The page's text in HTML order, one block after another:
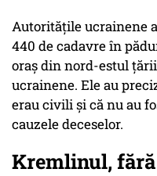
Autorităţile ucrainene
440 de cadavre în
oraş din nord-estul
ucrainene. Ele au
erau civili şi că nu au
cauzele deceselor.
Kremlinul,